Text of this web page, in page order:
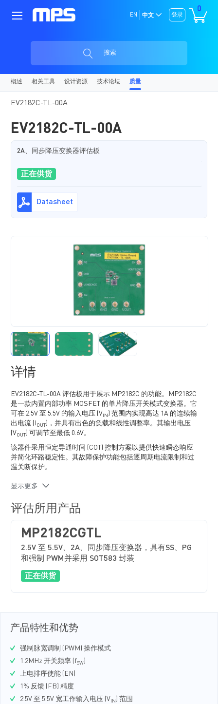
0
登录
EN 中文
搜索
概述 相关工具 设计资源 技术论坛 质量
EV2182C-TL-00A
EV2182C-TL-00A
2A、同步降压变换器评估板
正在供货
Datasheet
详情
EV2182C-TL-00A 评估板用于展示 MP2182C 的功能。MP2182C
是一款内置内部功率 MOSFET 的单片降压开关模式变换器。它
可在 2.5V 至 5.5V 的输入电压 (V IN ) 范围内实现高达 1A 的连续输
出电流 (I
OUT)，并具有出色的负载和线性调整率。其输出电压
(V OUT) 可调节至最低 0.6V。
该器件采用恒定导通时间 (COT) 控制方案以提供快速瞬态响应
并简化环路稳定性。其故障保护功能包括逐周期电流限制和过
温关断保护。
MP2182C 采用超小尺寸SOT583 封装，并只需极少量的现有标
DSP、无线电源、便携式和移动设备以及其他低功耗系统。
显示更多
评估所用产品
MP2182CGTL
2.5V 至 5.5V、2A、同步降压变换器，具有SS、PG
和强制 PWM并采用 SOT583 封装
正在供货
产品特性和优势
强制脉宽调制 (PWM) 操作模式
1.2MHz 开关频率 (fSW)
上电排序使能 (EN)
1% 反馈 (FB) 精度
2.5V 至 5.5V 宽工作输入电压 (V IN ) 范围